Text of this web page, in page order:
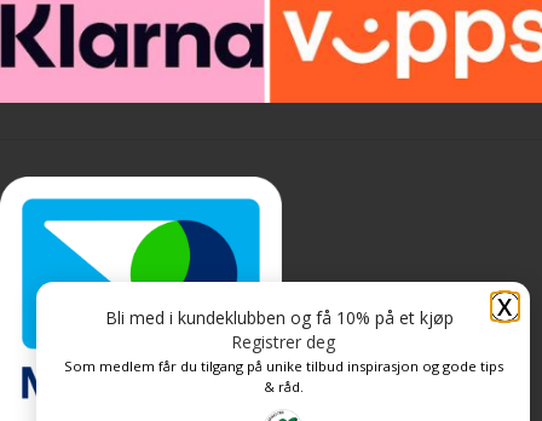
X
Bli med i kundeklubben og få 10% på et kjøp
Registrer deg
Som medlem får du tilgang på unike tilbud inspirasjon og gode tips
& råd.